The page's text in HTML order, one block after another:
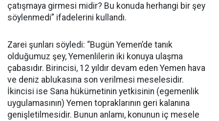
çatışmaya girmesi midir? Bu konuda herhangi bir şey
söylenmedi” ifadelerini kullandı.
Zarei şunları söyledi: “Bugün Yemen’de tanık
olduğumuz şey, Yemenlilerin iki konuya ulaşma
çabasıdır. Birincisi, 12 yıldır devam eden Yemen hava
ve deniz ablukasına son verilmesi meselesidir.
İkincisi ise Sana hükümetinin yetkisinin (egemenlik
uygulamasının) Yemen topraklarının geri kalanına
genişletilmesidir. Bunun anlamı, konunun iç mesele